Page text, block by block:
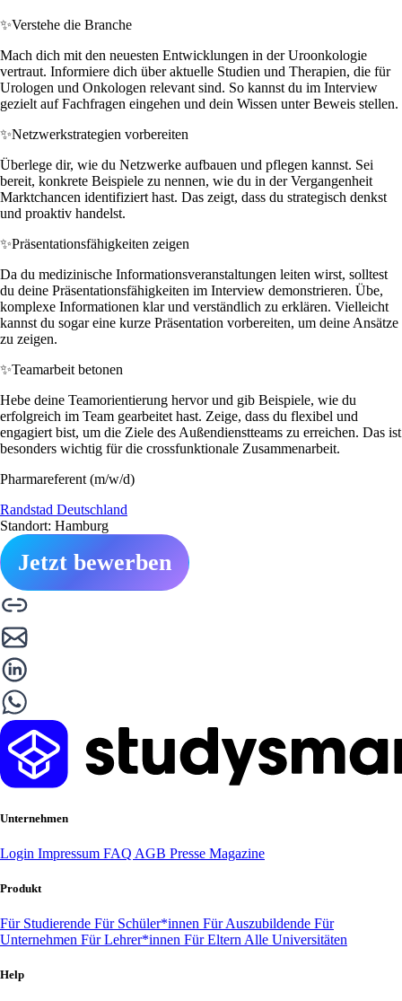
✨Verstehe die Branche
Mach dich mit den neuesten Entwicklungen in der Uroonkologie
vertraut. Informiere dich über aktuelle Studien und Therapien, die für
Urologen und Onkologen relevant sind. So kannst du im Interview
gezielt auf Fachfragen eingehen und dein Wissen unter Beweis stellen.
✨Netzwerkstrategien vorbereiten
Überlege dir, wie du Netzwerke aufbauen und pflegen kannst. Sei
bereit, konkrete Beispiele zu nennen, wie du in der Vergangenheit
Marktchancen identifiziert hast. Das zeigt, dass du strategisch denkst
und proaktiv handelst.
✨Präsentationsfähigkeiten zeigen
Da du medizinische Informationsveranstaltungen leiten wirst, solltest
du deine Präsentationsfähigkeiten im Interview demonstrieren. Übe,
komplexe Informationen klar und verständlich zu erklären. Vielleicht
kannst du sogar eine kurze Präsentation vorbereiten, um deine Ansätze
zu zeigen.
✨Teamarbeit betonen
Hebe deine Teamorientierung hervor und gib Beispiele, wie du
erfolgreich im Team gearbeitet hast. Zeige, dass du flexibel und
engagiert bist, um die Ziele des Außendienstteams zu erreichen. Das ist
besonders wichtig für die crossfunktionale Zusammenarbeit.
Pharmareferent (m/w/d)
Randstad Deutschland
Standort: Hamburg
Jetzt bewerben
Unternehmen
Login Impressum FAQ AGB Presse Magazine
Produkt
Für Studierende Für Schüler*innen Für Auszubildende Für
Unternehmen Für Lehrer*innen Für Eltern Alle Universitäten
Help